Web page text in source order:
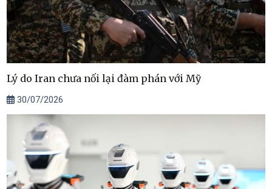
Lý do Iran chưa nối lại đàm phán với Mỹ
30/07/2026